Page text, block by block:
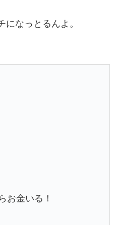
なっとるんよ。
金いる！